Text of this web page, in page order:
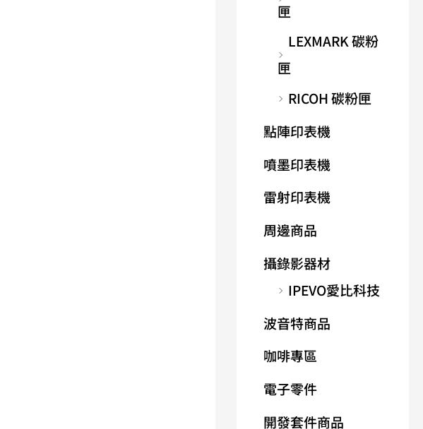
匣
LEXMARK 碳粉
匣
RICOH 碳粉匣
點陣印表機
噴墨印表機
雷射印表機
周邊商品
攝錄影器材
IPEVO愛比科技
波音特商品
咖啡專區
電子零件
開發套件商品